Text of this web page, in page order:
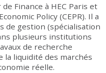
Finance à HEC Paris et
Policy (CEPR). Il a
de gestion (spécialisation
plusieurs institutions
de recherche
liquidité des marchés
réelle.